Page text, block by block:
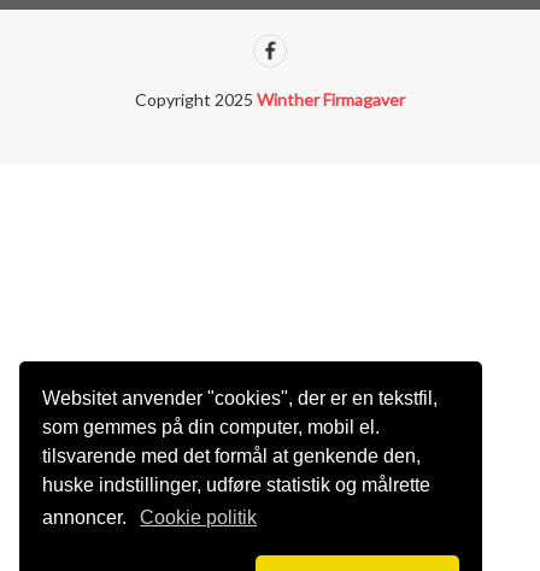
Websitet anvender "cookies", der er en tekstfil,
som gemmes på din computer, mobil el.
tilsvarende med det formål at genkende den,
huske indstillinger, udføre statistik og målrette
annoncer.
Cookie politik
Copyright 2025 Winther Firmagaver